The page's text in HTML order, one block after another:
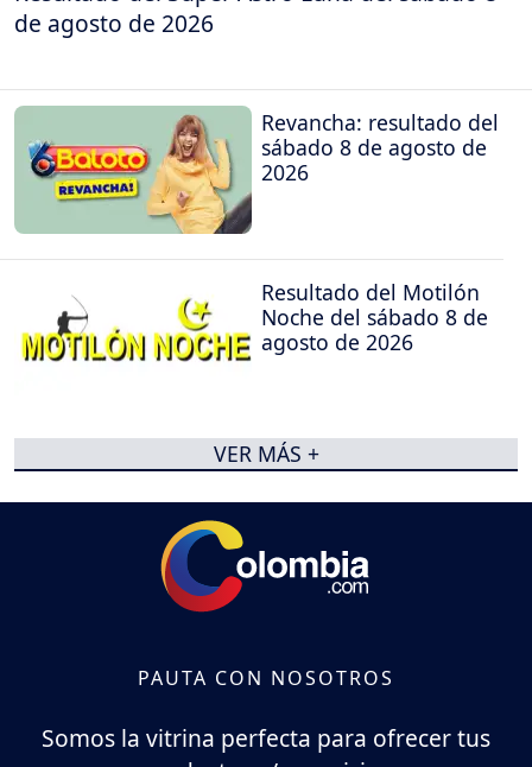
de agosto de 2026
Revancha: resultado del
sábado 8 de agosto de
2026
Resultado del Motilón
Noche del sábado 8 de
agosto de 2026
VER MÁS +
PAUTA CON NOSOTROS
Somos la vitrina perfecta para ofrecer tus